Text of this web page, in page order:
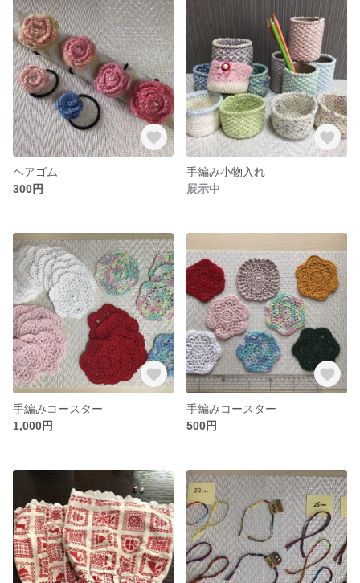
ヘアゴム
300円
手編み小物入れ
展示中
手編みコースター
1,000円
手編みコースター
500円